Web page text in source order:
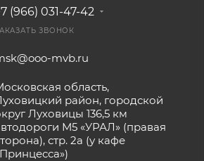
(966) 031-47-42
ЗВОНОК
mvb.ru
область,
район, городской
Луховицы 136,5 км
М5 «УРАЛ» (правая
стр. 2а (у кафе